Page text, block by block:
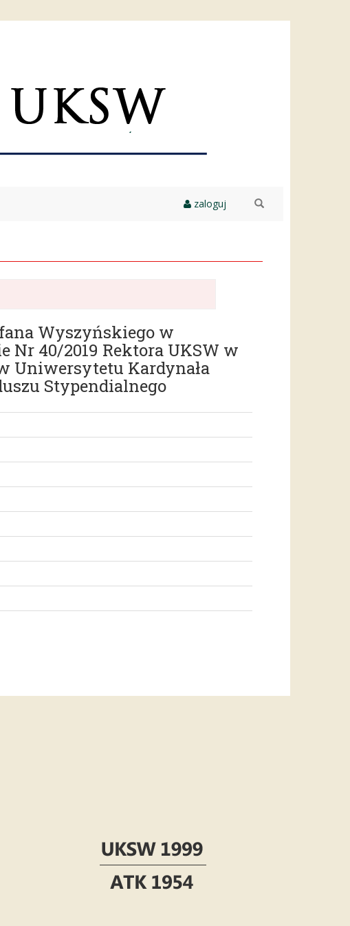
zaloguj
Wyszyńskiego w
Nr 40/2019 Rektora UKSW w
Uniwersytetu Kardynała
Stypendialnego